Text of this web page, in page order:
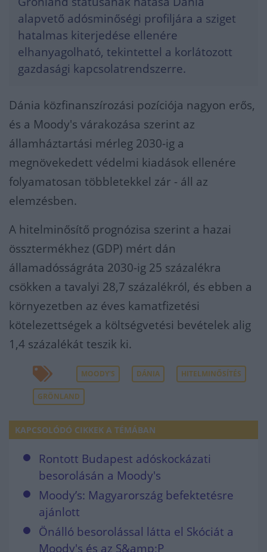
alapvető adósminőségi profiljára a sziget
hatalmas kiterjedése ellenére
elhanyagolható, tekintettel a korlátozott
gazdasági kapcsolatrendszerre.
Dánia közfinanszírozási pozíciója nagyon erős,
és a Moody's várakozása szerint az
államháztartási mérleg 2030-ig a
megnövekedett védelmi kiadások ellenére
folyamatosan többletekkel zár - áll az
elemzésben.
A hitelminősítő prognózisa szerint a hazai
össztermékhez (GDP) mért dán
államadósságráta 2030-ig 25 százalékra
csökken a tavalyi 28,7 százalékról, és ebben a
környezetben az éves kamatfizetési
kötelezettségek a költségvetési bevételek alig
1,4 százalékát teszik ki.
MOODY'S DÁNIA HITELMINŐSÍTÉS
GRÖNLAND
KAPCSOLÓDÓ CIKKEK A TÉMÁBAN
Rontott Budapest adóskockázati
besorolásán a Moody's
Moody’s: Magyarország befektetésre
ajánlott
Önálló besorolással látta el Skóciát a
Moody's és az S&amp;P